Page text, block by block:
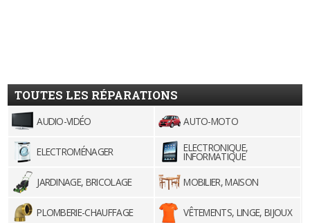
TOUTES LES RÉPARATIONS
AUDIO-VIDÉO AUTO-MOTO
ELECTROMÉNAGER ELECTRONIQUE,
INFORMATIQUE
JARDINAGE, BRICOLAGE
MOBILIER, MAISON
PLOMBERIE-CHAUFFAGE VÊTEMENTS, LINGE, BIJOUX